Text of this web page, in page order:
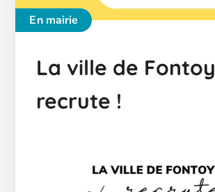
En mairie
La ville de Fontoy
recrute !